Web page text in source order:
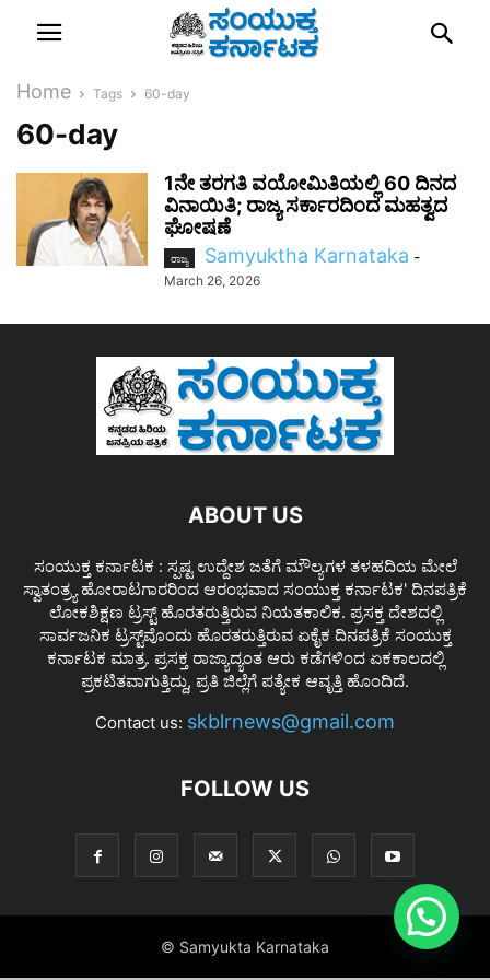
Home Tags 60-day
60-day
1ನೇ ತರಗತಿ ವಯೋಮಿತಿಯಲ್ಲಿ 60 ದಿನದ
ವಿನಾಯಿತಿ; ರಾಜ್ಯ ಸರ್ಕಾರದಿಂದ ಮಹತ್ವದ
ಘೋಷಣೆ
ರಾಜ್ಯ Samyuktha Karnataka -
March 26, 2026
ABOUT US
ಸಂಯುಕ್ತ ಕರ್ನಾಟಕ : ಸ್ಪಷ್ಟ ಉದ್ದೇಶ ಜತೆಗೆ ಮೌಲ್ಯಗಳ ತಳಹದಿಯ ಮೇಲೆ
ಸ್ವಾತಂತ್ರ್ಯ ಹೋರಾಟಗಾರರಿಂದ ಆರಂಭವಾದ ಸಂಯುಕ್ತ ಕರ್ನಾಟಕ' ದಿನಪತ್ರಿಕೆ
ಲೋಕಶಿಕ್ಷಣ ಟ್ರಸ್ಟ್ ಹೊರತರುತ್ತಿರುವ ನಿಯತಕಾಲಿಕ. ಪ್ರಸಕ್ತ ದೇಶದಲ್ಲಿ
ಸಾರ್ವಜನಿಕ ಟ್ರಸ್ಟ್‌ವೊಂದು ಹೊರತರುತ್ತಿರುವ ಏಕೈಕ ದಿನಪತ್ರಿಕೆ ಸಂಯುಕ್ತ
ಕರ್ನಾಟಕ ಮಾತ್ರ. ಪ್ರಸಕ್ತ ರಾಜ್ಯಾದ್ಯಂತ ಆರು ಕಡೆಗಳಿಂದ ಏಕಕಾಲದಲ್ಲಿ
ಪ್ರಕಟಿತವಾಗುತ್ತಿದ್ದು, ಪ್ರತಿ ಜಿಲ್ಲೆಗೆ ಪತ್ಯೇಕ ಆವೃತ್ತಿ ಹೊಂದಿದೆ.
Contact us: skblrnews@gmail.com
FOLLOW US
© Samyukta Karnataka